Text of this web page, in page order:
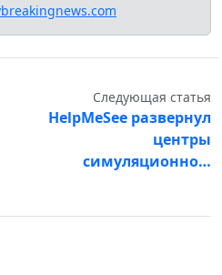
Следующая статья
HelpMeSee развернул
центры
симуляционно…